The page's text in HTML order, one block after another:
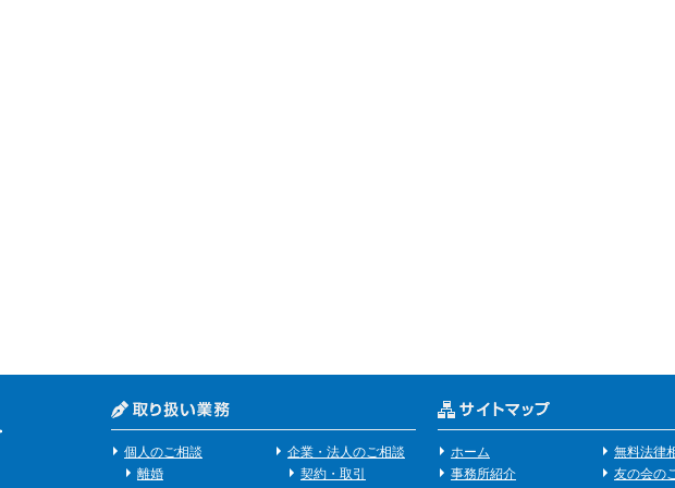
個人のご相談
離婚
企業・法人のご相談
契約・取引
ホーム
事務所紹介
無料法律
友の会の